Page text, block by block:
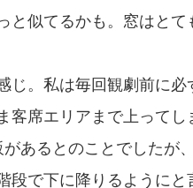
と似てるかも。窓はと
じ。私は毎回観劇前に
客席エリアまで上って
あるとのことでしたが
段で下に降りるように